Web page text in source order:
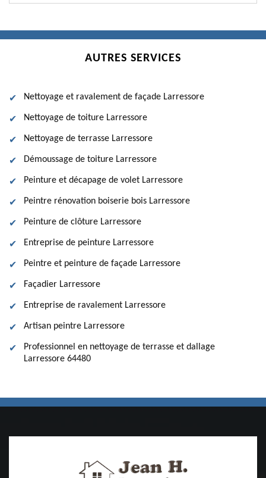
AUTRES SERVICES
Nettoyage et ravalement de façade Larressore
Nettoyage de toiture Larressore
Nettoyage de terrasse Larressore
Démoussage de toiture Larressore
Peinture et décapage de volet Larressore
Peintre rénovation boiserie bois Larressore
Peinture de clôture Larressore
Entreprise de peinture Larressore
Peintre et peinture de façade Larressore
Façadier Larressore
Entreprise de ravalement Larressore
Artisan peintre Larressore
Professionnel en nettoyage de terrasse et dallage
Larressore 64480